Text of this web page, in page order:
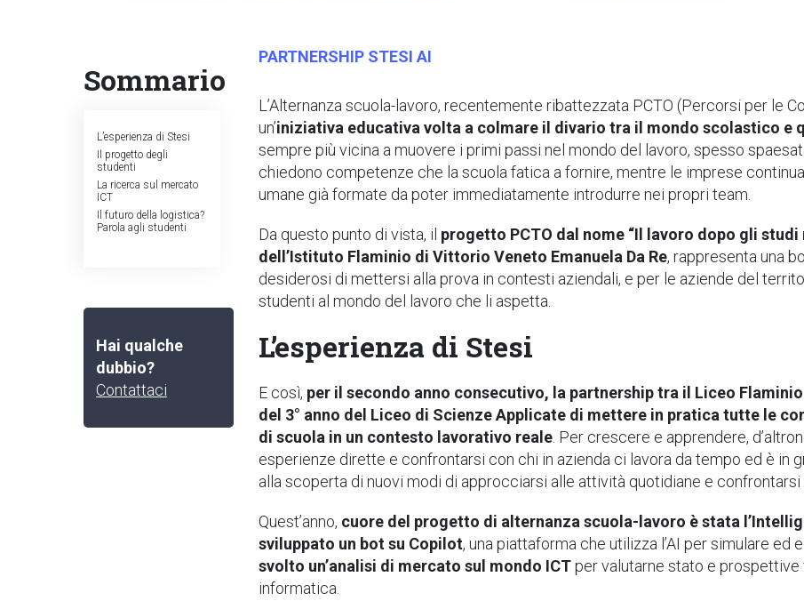
Sommario
L’esperienza di Stesi
Il progetto degli
studenti
La ricerca sul mercato
ICT
Il futuro della logistica?
Parola agli studenti
Hai qualche
dubbio?
Contattaci
PARTNERSHIP STESI AI
L’Alternanza scuola-lavoro, recentemente ribattezzata PCTO (Percorsi per le
un’iniziativa educativa volta a colmare il divario tra il mondo scolastico e
sempre più vicina a muovere i primi passi nel mondo del lavoro, spesso
chiedono competenze che la scuola fatica a fornire, mentre le imprese
umane già formate da poter immediatamente introdurre nei propri team.
Da questo punto di vista, il progetto PCTO dal nome “Il lavoro dopo gli
dell’Istituto Flaminio di Vittorio Veneto Emanuela Da Re, rappresenta una
desiderosi di mettersi alla prova in contesti aziendali, e per le aziende del
studenti al mondo del lavoro che li aspetta.
L’esperienza di Stesi
E così, per il secondo anno consecutivo, la partnership tra il Liceo
del 3° anno del Liceo di Scienze Applicate di mettere in pratica tutte le
di scuola in un contesto lavorativo reale . Per crescere e apprendere,
esperienze dirette e confrontarsi con chi in azienda ci lavora da tempo ed è in
alla scoperta di nuovi modi di approcciarsi alle attività quotidiane e confrontarsi
Quest’anno, cuore del progetto di alternanza scuola-lavoro è stata
sviluppato un bot su Copilot, una piattaforma che utilizza l’AI per simulare ed
svolto un’analisi di mercato sul mondo ICTper valutarne stato e
informatica.